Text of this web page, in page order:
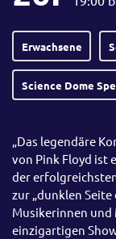
Erwachsene
Science Dome
„Das legendäre
von Pink Floyd ist
der
zur „dunklen
Musikerinnen und
einzigartigen